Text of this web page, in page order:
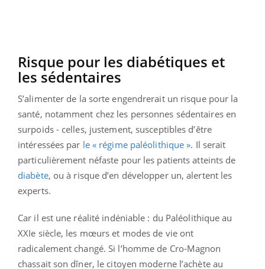
Risque pour les diabétiques et
les sédentaires
S’alimenter de la sorte engendrerait un risque pour la
santé, notamment chez les personnes sédentaires en
surpoids - celles, justement, susceptibles d’être
intéressées par le « régime paléolithique ». Il serait
particulièrement néfaste pour les patients atteints de
diabète, ou à risque d’en développer un, alertent les
experts.
Car il est une réalité indéniable : du Paléolithique au
XXIe siècle, les mœurs et modes de vie ont
radicalement changé. Si l’homme de Cro-Magnon
chassait son dîner, le citoyen moderne l’achète au